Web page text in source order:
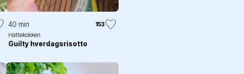
40 min
153
Hattekokken
Guilty hverdagsrisotto